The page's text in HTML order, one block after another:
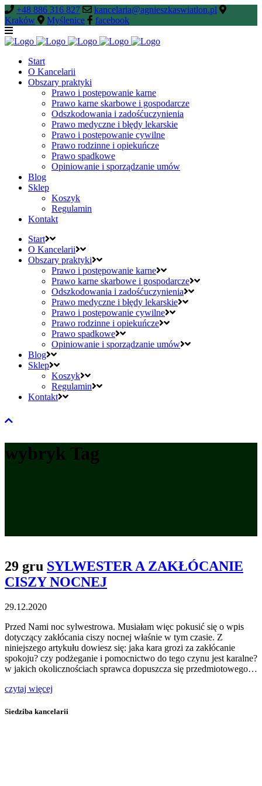
+48 886 316 827
kancelaria@agnieszkaswiatlon.pl
Kraków
Myślenice facebook
Start
O Kancelarii
Obszary praktyki
Prawo i postępowanie karne
Prawo karne skarbowe i gospodarcze
Odszkodowania i zadośćuczynienia
Prawo medyczne i błędy lekarskie
Prawo i postępowanie cywilne
Prawo rodzinne i opiekuńcze
Prawo spadkowe
Opiniowanie i sporządzanie umów
Blog
Sklep
Koszyk
Regulamin
Kontakt
Start
O Kancelarii
Obszary praktyki
Prawo i postępowanie karne
Prawo karne skarbowe i gospodarcze
Odszkodowania i zadośćuczynienia
Prawo medyczne i błędy lekarskie
Prawo i postępowanie cywilne
Prawo rodzinne i opiekuńcze
Prawo spadkowe
Opiniowanie i sporządzanie umów
Blog
Sklep
Koszyk
Regulamin
Kontakt
wybryk Tag
29 gru SYLWESTER A ZAKŁÓCANIE
CISZY NOCNEJ
29.12.2020
Przed Nami noc sylwestrowa. Musiałam więc pokusić się o wpis
dotyczący zakłócania ciszy nocnej właśnie w tym czasie. Z
niniejszego artykułu dowiesz się: jaka kara grozi za zakłócanie
spokoju? czy podżeganie i pomocnictwo do tego czynu jest karalne?
w jakich okolicznościach sprawca dopuszcza się przedmiotowego…
czytaj więcej
Siedziba kancelarii